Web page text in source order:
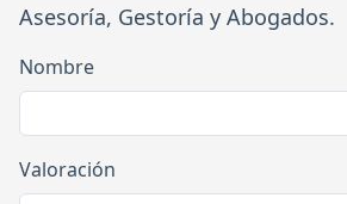
Asesoría, Gestoría y Abogados.
Nombre
Valoración